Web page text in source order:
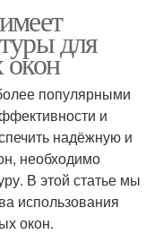
для
популярными
и
надёжную и
необходимо
В этой статье мы
использования
окон.